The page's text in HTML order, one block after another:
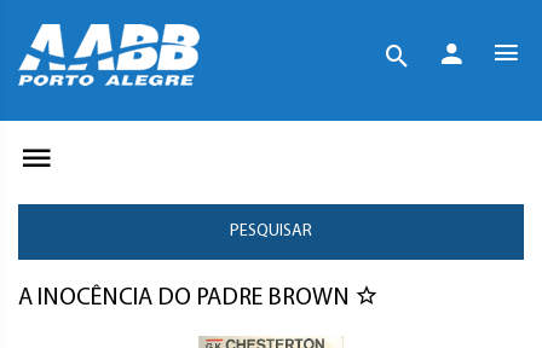
PESQUISAR
A INOCÊNCIA DO PADRE BROWN